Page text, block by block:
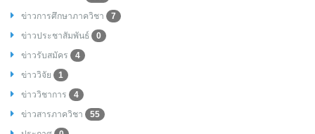
ข่าวการศึกษาภาควิชา
7
ข่าวประชาสัมพันธ์
0
ข่าวรับสมัคร
4
ข่าววิจัย
1
ข่าววิชาการ
4
ข่าวสารภาควิชา
55